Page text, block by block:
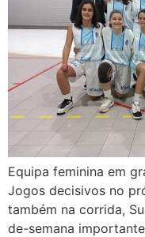
Equipa feminina em
Jogos decisivos no
também na corrida,
de-semana